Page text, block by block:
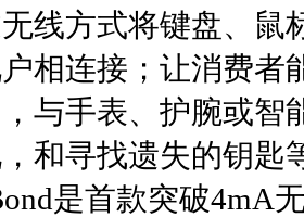
线方式将键盘、
相连接；让消费者
与手表、护腕或智
和寻找遗失的钥匙
是首款突破4mA无